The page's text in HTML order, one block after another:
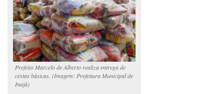
Prefeito Marcelo de Alberto realiza entrega de
cestas básicas. (Imagem: Prefeitura Municipal de
Inajá)